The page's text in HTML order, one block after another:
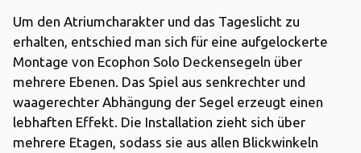
Um den Atriumcharakter und das Tageslicht zu
erhalten, entschied man sich für eine aufgelockerte
Montage von Ecophon Solo Deckensegeln über
mehrere Ebenen. Das Spiel aus senkrechter und
waagerechter Abhängung der Segel erzeugt einen
lebhaften Effekt. Die Installation zieht sich über
mehrere Etagen, sodass sie aus allen Blickwinkeln